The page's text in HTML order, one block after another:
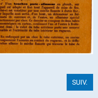
SUIV.